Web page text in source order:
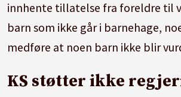
innhente tillatelse fra foreldre til
barn som ikke går i barnehage,
medføre at noen barn ikke blir
KS støtter ikke